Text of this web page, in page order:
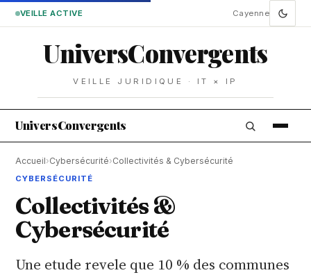
VEILLE ACTIVE Cayenne
UniversConvergents
VEILLE JURIDIQUE · IT × IP
UniversConvergents
Accueil›Cybersécurité›Collectivités & Cybersécurité
CYBERSÉCURITÉ
Collectivités &
Cybersécurité
Une etude revele que 10 % des communes